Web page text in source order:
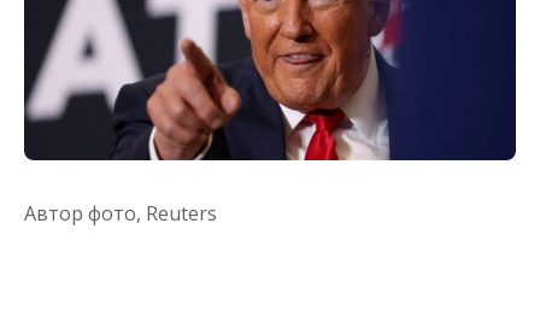
Автор фото, Reuters